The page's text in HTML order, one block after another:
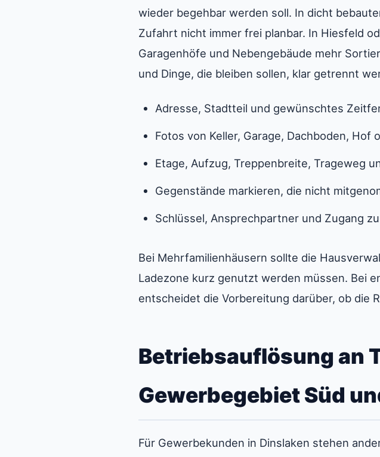
wieder begehbar werden soll. In dicht
Zufahrt nicht immer frei planbar. In Hiesfeld
Garagenhöfe und Nebengebäude mehr
und Dinge, die bleiben sollen, klar getrennt
Adresse, Stadtteil und gewünschtes
Fotos von Keller, Garage, Dachboden, Hof
Etage, Aufzug, Treppenbreite, Trageweg
Gegenstände markieren, die nicht
Schlüssel, Ansprechpartner und Zugang
Bei Mehrfamilienhäusern sollte die
Ladezone kurz genutzt werden müssen. Bei
entscheidet die Vorbereitung darüber, ob die
Betriebsauflösung an
Gewerbegebiet Süd
Für Gewerbekunden in Dinslaken stehen